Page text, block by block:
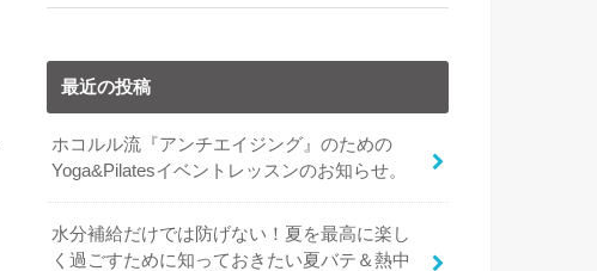
最近の投稿
ホコルル流『アンチエイジング』のための
Yoga&Pilatesイベントレッスンのお知らせ。
水分補給だけでは防げない！夏を最高に楽し
く過ごすために知っておきたい夏バテ＆熱中